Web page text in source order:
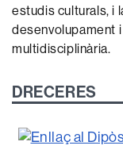
estudis culturals, i
desenvolupament
multidisciplinària.
DRECERES